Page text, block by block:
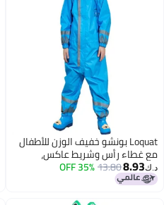
Loquat بونشو خفيف الوزن للأطفال
مع غطاء رأس وشريط عاكس،
معطف مطر قطعة واحدة
د.ك‏8.93
13.80
35% OFF